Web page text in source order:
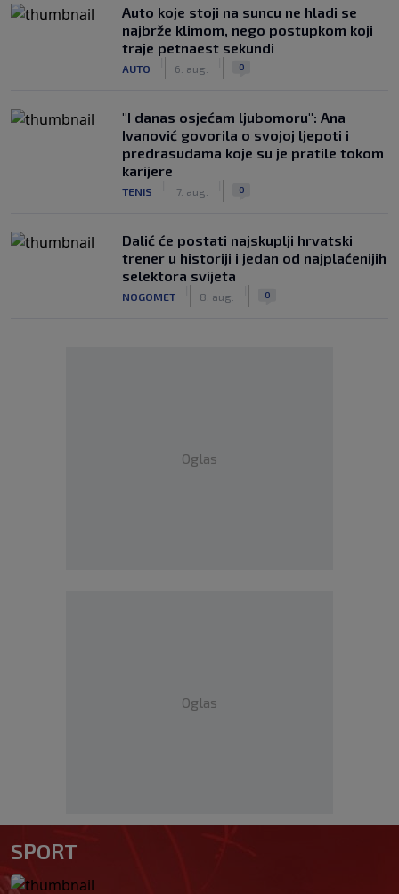
Auto koje stoji na suncu ne hladi se
najbrže klimom, nego postupkom koji
traje petnaest sekundi
AUTO 6. aug. 0
"I danas osjećam ljubomoru": Ana
Ivanović govorila o svojoj ljepoti i
predrasudama koje su je pratile tokom
karijere
TENIS 7. aug. 0
Dalić će postati najskuplji hrvatski
trener u historiji i jedan od najplaćenijih
selektora svijeta
NOGOMET 8. aug. 0
Oglas
Oglas
SPORT